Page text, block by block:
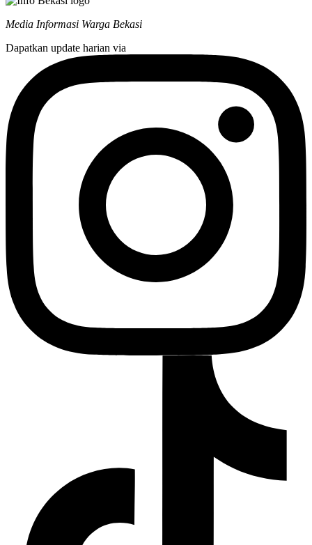
Media Informasi Warga Bekasi
Dapatkan update harian via